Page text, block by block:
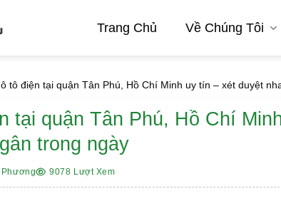
Trang Chủ Về Chúng Tôi
tô điện tại quận Tân Phú, Hồ Chí Minh uy tín – xét duyệt
tại quận Tân Phú, Hồ Chí
trong ngày
Phương 9078 Lượt Xem